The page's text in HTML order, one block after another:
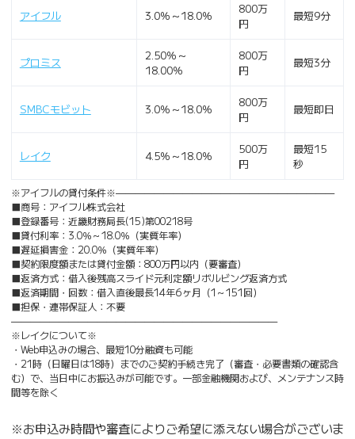
アイフル 3.0％～18.0％
800万
円
最短9分
プロミス
2.50％～
18.00％
800万
円
最短3分
SMBCモビット 3.0％～18.0％
800万
円
最短即日
レイク 4.5％～18.0％
500万
円
最短15
秒
※アイフルの貸付条件※———————————————————————
■商号：アイフル株式会社
■登録番号：近畿財務局長(15)第00218号
■貸付利率：3.0％～18.0％（実質年率）
■遅延損害金：20.0％（実質年率）
■契約限度額または貸付金額：800万円以内（要審査）
■返済方式：借入後残高スライド元利定額リボルビング返済方式
■返済期間・回数：借入直後最長14年6ヶ月（1～151回）
■担保・連帯保証人：不要
————————————————————————————
※レイクについて※
・Web申込みの場合、最短10分融資も可能
・21時（日曜日は18時）までのご契約手続き完了（審査・必要書類の確認含
む）で、当日中にお振込みが可能です。一部金融機関および、メンテナンス時
間等を除く
※お申込み時間や審査によりご希望に添えない場合がございま